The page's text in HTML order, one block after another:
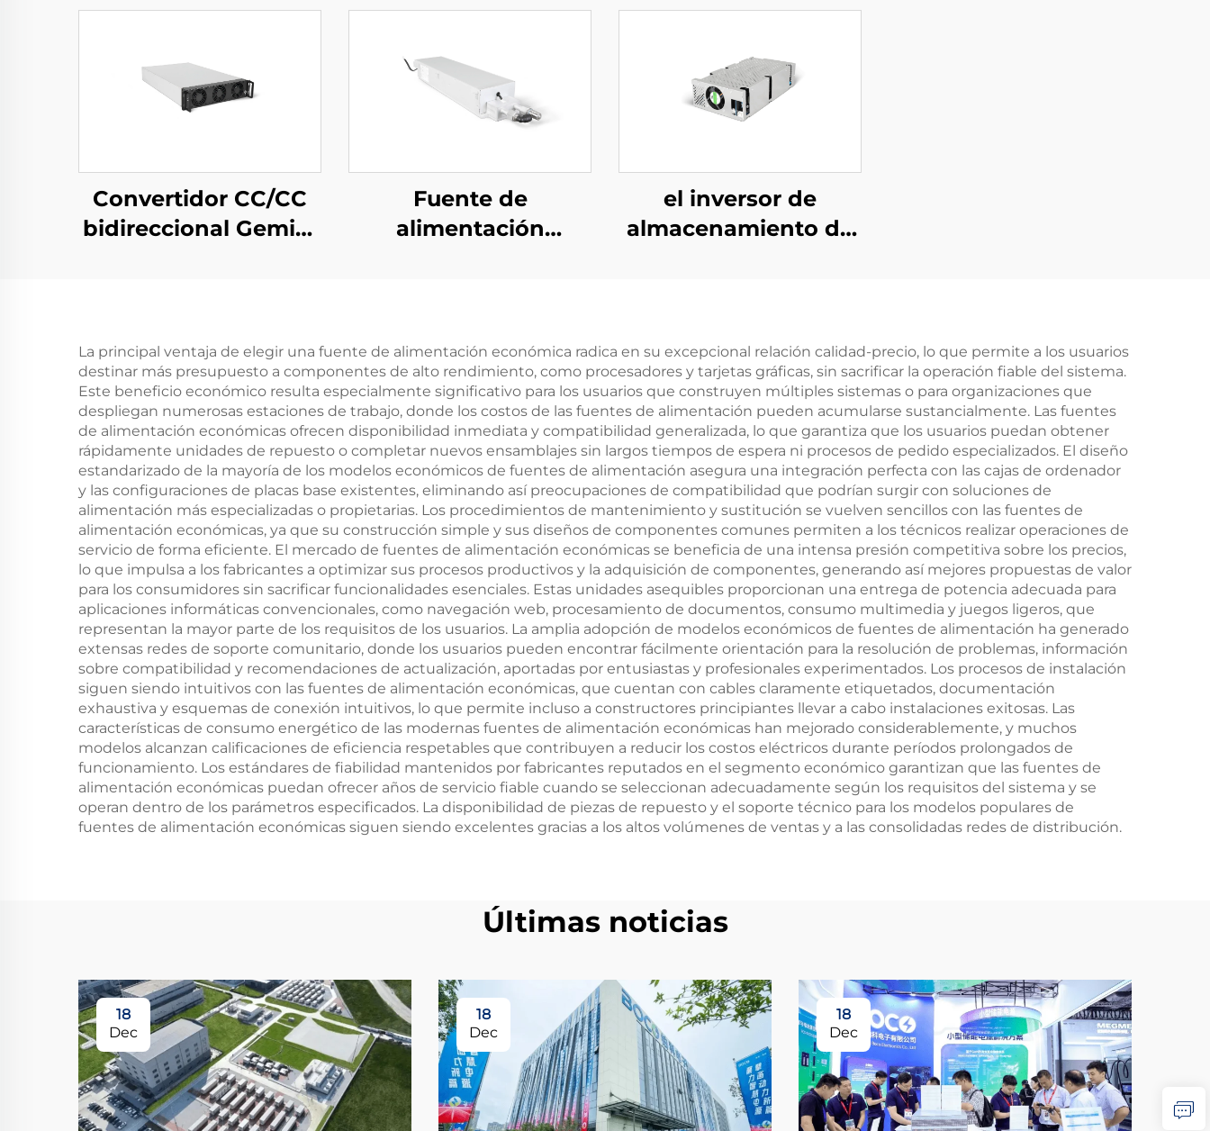
Convertidor CC/CC
bidireccional Gemini
Fuente de
alimentación
para aplicaciones
especializadas
el inversor de
almacenamiento de
fotovoltaico de 400
W.
La principal ventaja de elegir una fuente de alimentación económica radica en su excepcional relación calidad-precio, lo que permite a los usuarios
destinar más presupuesto a componentes de alto rendimiento, como procesadores y tarjetas gráficas, sin sacrificar la operación fiable del sistema.
Este beneficio económico resulta especialmente significativo para los usuarios que construyen múltiples sistemas o para organizaciones que
despliegan numerosas estaciones de trabajo, donde los costos de las fuentes de alimentación pueden acumularse sustancialmente. Las fuentes
de alimentación económicas ofrecen disponibilidad inmediata y compatibilidad generalizada, lo que garantiza que los usuarios puedan obtener
rápidamente unidades de repuesto o completar nuevos ensamblajes sin largos tiempos de espera ni procesos de pedido especializados. El diseño
estandarizado de la mayoría de los modelos económicos de fuentes de alimentación asegura una integración perfecta con las cajas de ordenador
y las configuraciones de placas base existentes, eliminando así preocupaciones de compatibilidad que podrían surgir con soluciones de
alimentación más especializadas o propietarias. Los procedimientos de mantenimiento y sustitución se vuelven sencillos con las fuentes de
alimentación económicas, ya que su construcción simple y sus diseños de componentes comunes permiten a los técnicos realizar operaciones de
servicio de forma eficiente. El mercado de fuentes de alimentación económicas se beneficia de una intensa presión competitiva sobre los precios,
lo que impulsa a los fabricantes a optimizar sus procesos productivos y la adquisición de componentes, generando así mejores propuestas de valor
para los consumidores sin sacrificar funcionalidades esenciales. Estas unidades asequibles proporcionan una entrega de potencia adecuada para
aplicaciones informáticas convencionales, como navegación web, procesamiento de documentos, consumo multimedia y juegos ligeros, que
representan la mayor parte de los requisitos de los usuarios. La amplia adopción de modelos económicos de fuentes de alimentación ha generado
extensas redes de soporte comunitario, donde los usuarios pueden encontrar fácilmente orientación para la resolución de problemas, información
sobre compatibilidad y recomendaciones de actualización, aportadas por entusiastas y profesionales experimentados. Los procesos de instalación
siguen siendo intuitivos con las fuentes de alimentación económicas, que cuentan con cables claramente etiquetados, documentación
exhaustiva y esquemas de conexión intuitivos, lo que permite incluso a constructores principiantes llevar a cabo instalaciones exitosas. Las
características de consumo energético de las modernas fuentes de alimentación económicas han mejorado considerablemente, y muchos
modelos alcanzan calificaciones de eficiencia respetables que contribuyen a reducir los costos eléctricos durante períodos prolongados de
funcionamiento. Los estándares de fiabilidad mantenidos por fabricantes reputados en el segmento económico garantizan que las fuentes de
alimentación económicas puedan ofrecer años de servicio fiable cuando se seleccionan adecuadamente según los requisitos del sistema y se
operan dentro de los parámetros especificados. La disponibilidad de piezas de repuesto y el soporte técnico para los modelos populares de
fuentes de alimentación económicas siguen siendo excelentes gracias a los altos volúmenes de ventas y a las consolidadas redes de distribución.
Últimas noticias
18
Dec
18
Dec
18
Dec